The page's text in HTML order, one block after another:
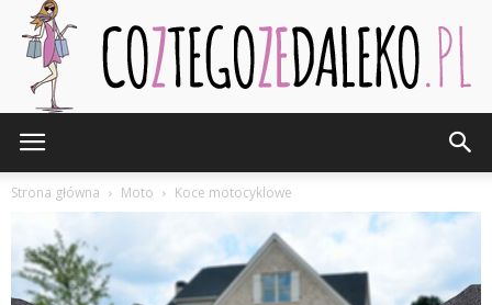
Strona główna Moto Koce motocyklowe